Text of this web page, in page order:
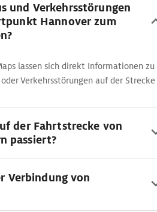
und Verkehrsstörungen
Hannover zum
lassen sich direkt Informationen zu
Verkehrsstörungen auf der Strecke
der Fahrtstrecke von
passiert?
Verbindung von